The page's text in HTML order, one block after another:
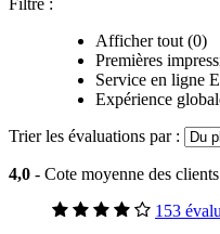
Afficher tout (0)
Premières
Service en ligne
Expérience
Trier les évaluations par :
4,0 - Cote moyenne des clients
153